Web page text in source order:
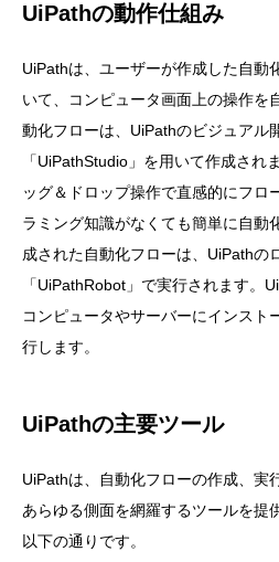
UiPathの動作仕組み
UiPathは、ユーザーが作成した自動
いて、コンピュータ画面上の操作を
動化フローは、UiPathのビジュアル
「UiPathStudio」を用いて作成され
ッグ＆ドロップ操作で直感的にフロ
ラミング知識がなくても簡単に自動
成された自動化フローは、UiPathの
「UiPathRobot」で実行されます。
コンピュータやサーバーにインスト
行します。
UiPathの主要ツール
UiPathは、自動化フローの作成、実
あらゆる側面を網羅するツールを提
以下の通りです。